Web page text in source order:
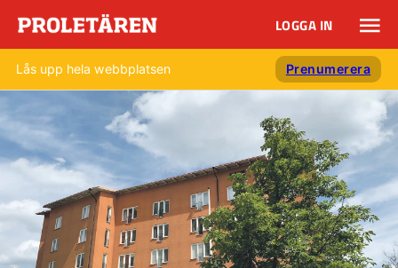
LOGGA IN
Lås upp hela webbplatsen Prenumerera